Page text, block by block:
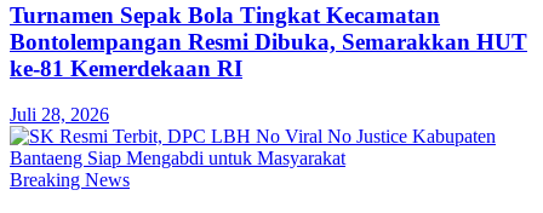
Turnamen Sepak Bola Tingkat Kecamatan
Bontolempangan Resmi Dibuka, Semarakkan HUT
ke-81 Kemerdekaan RI
Juli 28, 2026
Breaking News